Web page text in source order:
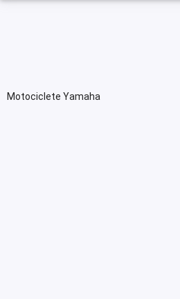
Motociclete Yamaha